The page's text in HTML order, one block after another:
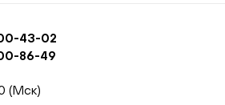
43-02
86-49
(Мск)